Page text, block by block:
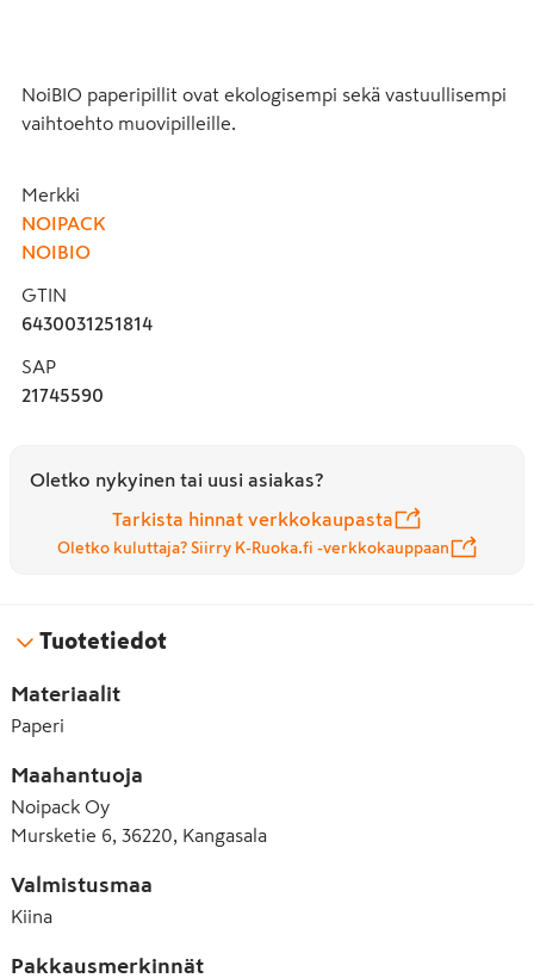
NoiBIO paperipillit ovat ekologisempi sekä vastuullisempi
vaihtoehto muovipilleille.
Merkki
NOIPACK
NOIBIO
GTIN
6430031251814
SAP
21745590
Oletko nykyinen tai uusi asiakas?
Tarkista hinnat verkkokaupasta
Oletko kuluttaja? Siirry K-Ruoka.fi -verkkokauppaan
Tuotetiedot
Materiaalit
Paperi
Maahantuoja
Noipack Oy
Mursketie 6, 36220, Kangasala
Valmistusmaa
Kiina
Pakkausmerkinnät